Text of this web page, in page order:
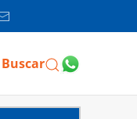
Buscar